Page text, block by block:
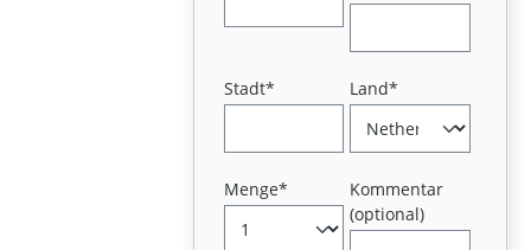
Stadt* Land*
Menge*
Kommentar
(optional)